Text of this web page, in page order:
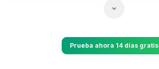
Prueba ahora 14 días gratis